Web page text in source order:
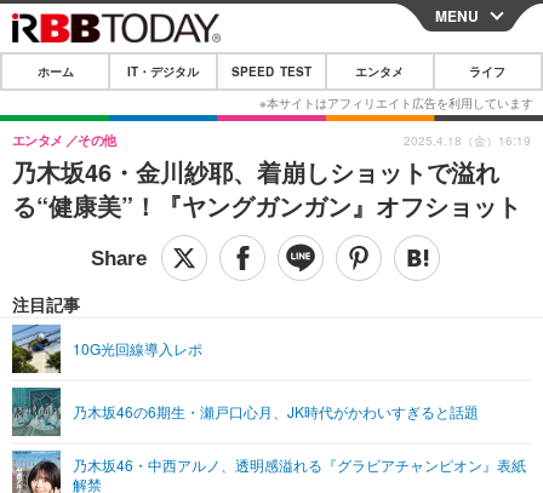
CLOSE
ホーム
IT・デジタル
IT・デジタルTOP スマートフォン
ショッピング その他
SPEED TEST
エンタメTOP 映画・ドラマ
グラビア ブログ
ショッピング その他
ライフTOP
リリース一覧
プッシュ通知の停止方法
MENU
ホーム IT・デジタル SPEED TEST エンタメ ライフ
乃木坂46・金川紗耶、着崩しショットで溢れ
る“健康美”！『ヤングガンガン』オフショット
エンタメ その他
注目記事
10G光回線導入レポ
乃木坂46の6期生・瀬戸口心月、JK時代がかわいすぎると話題
乃木坂46・中西アルノ、透明感溢れる『グラビアチャンピオン』表紙
解禁
2025.4.18（金）16:19